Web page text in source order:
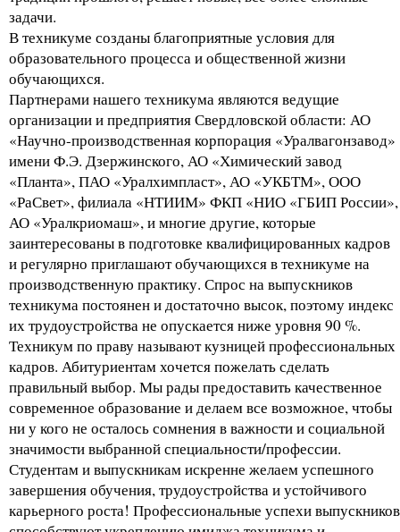
задачи.
В техникуме созданы благоприятные условия для
образовательного процесса и общественной жизни
обучающихся.
Партнерами нашего техникума являются ведущие
организации и предприятия Свердловской области: АО
«Научно-производственная корпорация «Уралвагонзавод»
имени Ф.Э. Дзержинского, АО «Химический завод
«Планта», ПАО «Уралхимпласт», АО «УКБТМ», ООО
«РаСвет», филиала «НТИИМ» ФКП «НИО «ГБИП России»,
АО «Уралкриомаш», и многие другие, которые
заинтересованы в подготовке квалифицированных кадров
и регулярно приглашают обучающихся в техникуме на
производственную практику. Спрос на выпускников
техникума постоянен и достаточно высок, поэтому индекс
их трудоустройства не опускается ниже уровня 90 %.
Техникум по праву называют кузницей профессиональных
кадров. Абитуриентам хочется пожелать сделать
правильный выбор. Мы рады предоставить качественное
современное образование и делаем все возможное, чтобы
ни у кого не осталось сомнения в важности и социальной
значимости выбранной специальности/профессии.
Студентам и выпускникам искренне желаем успешного
завершения обучения, трудоустройства и устойчивого
карьерного роста! Профессиональные успехи выпускников